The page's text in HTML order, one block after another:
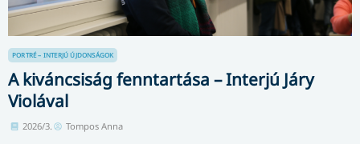
PORTRÉ – INTERJÚ ÚJDONSÁGOK
A kiváncsiság fenntartása – Interjú Járy
Violával
2026/3. Tompos Anna